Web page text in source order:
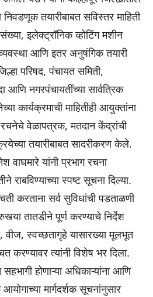
तयारीबाबत सविस्तर माहिती
इलेक्ट्रॉनिक व्होटिंग मशीन
आणि इतर अनुषंगिक तयारी
परिषद, पंचायत समिती,
आणि नगरपंचायतींच्या सार्वत्रिक
कार्यक्रमाची माहितीही आयुक्तांना
रचनेचे वेळापत्रक, मतदान केंद्रांची
तयारीबाबत सादरीकरण केले.
यांनी प्रभाग रचना
राबविण्याच्या स्पष्ट सूचना दिल्या.
करताना सर्व सुविधांची पडताळणी
तातडीने पूर्ण करण्याचे निर्देश
वीज, स्वच्छतागृहे यासारख्या मूलभूत
करण्यावर त्यांनी विशेष भर दिला.
होणाऱ्या अधिकाऱ्यांना आणि
मार्गदर्शक सूचनांनुसार